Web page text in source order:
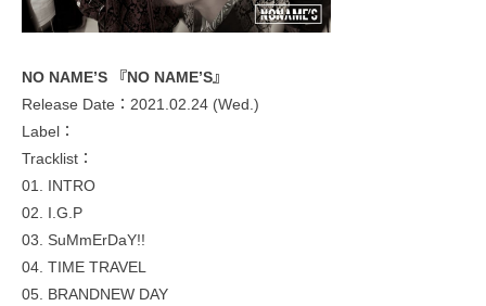
NO NAME’S 『NO NAME’S』
Release Date：2021.02.24 (Wed.)
Label：
Tracklist：
01. INTRO
02. I.G.P
03. SuMmErDaY!!
04. TIME TRAVEL
05. BRANDNEW DAY